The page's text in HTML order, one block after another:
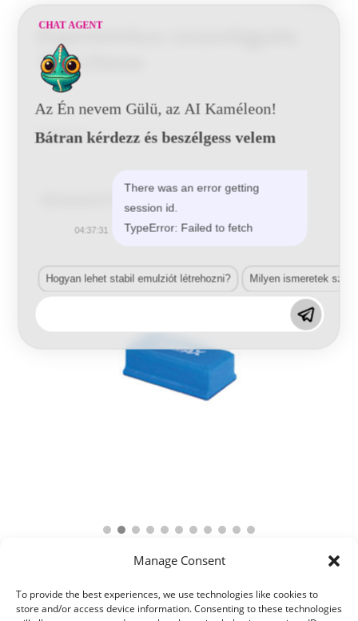
Manage Consent
To provide the best experiences, we use technologies like cookies to
store and/or access device information. Consenting to these technologies
Ergonómikus csiszológyalu
70x125mm
Kategória:Kézi Csiszoló Stekli
Related Products
CHAT AGENT
Az Én nevem Gülü, az AI Kaméleon!
Bátran kérdezz és beszélgess velem
There was an error getting
session id.
TypeError: Failed to fetch
04:37:31
Hogyan lehet stabil emulziót létrehozni? Milyen ismeretek